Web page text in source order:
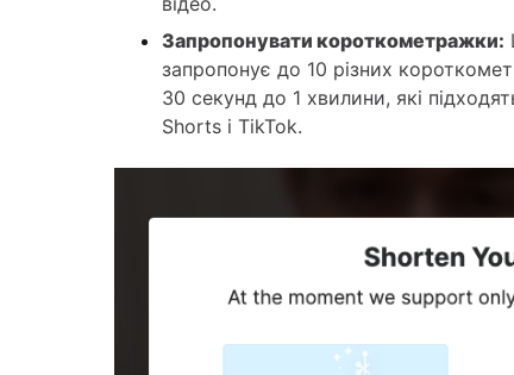
Запропонувати короткометражки:
запропонує до 10 різних
30 секунд до 1 хвилини, які
Shorts і TikTok.